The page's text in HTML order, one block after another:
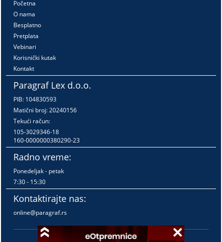
Početna
O nama
Besplatno
Pretplata
Vebinari
Korisnički kutak
Kontakt
Paragraf Lex d.o.o.
PIB: 104830593
Matični broj: 20240156
Tekući račun:
105-3029346-18
160-0000000380290-23
Radno vreme:
Ponedeljak - petak
7:30 - 15:30
Kontaktirajte nas:
online@paragraf.rs